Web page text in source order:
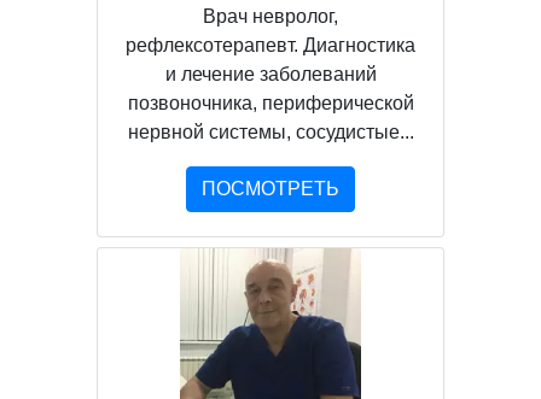
Врач невролог,
рефлексотерапевт. Диагностика
и лечение заболеваний
позвоночника, периферической
нервной системы, сосудистые...
ПОСМОТРЕТЬ